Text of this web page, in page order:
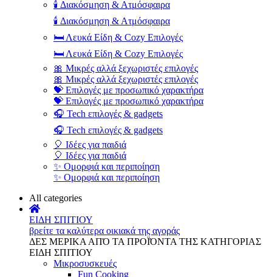
🕯️ Διακόσμηση & Ατμόσφαιρα
🕯️ Διακόσμηση & Ατμόσφαιρα
🛏️ Λευκά Είδη & Cozy Επιλογές
🛏️ Λευκά Είδη & Cozy Επιλογές
🎀 Μικρές αλλά ξεχωριστές επιλογές
🎀 Μικρές αλλά ξεχωριστές επιλογές
💝 Επιλογές με προσωπικό χαρακτήρα
💝 Επιλογές με προσωπικό χαρακτήρα
🎧 Tech επιλογές & gadgets
🎧 Tech επιλογές & gadgets
🎈 Ιδέες για παιδιά
🎈 Ιδέες για παιδιά
✨ Ομορφιά και περιποίηση
✨ Ομορφιά και περιποίηση
All categories
ΕΙΔΗ ΣΠΙΤΙΟΥ
βρείτε τα καλύτερα οικιακά της αγοράς
ΔΕΣ ΜΕΡΙΚΑ ΑΠΌ ΤΑ ΠΡΟΪΌΝΤΑ ΤΗΣ ΚΑΤΗΓΟΡΙΑΣ
ΕΙΔΗ ΣΠΙΤΙΟΥ
Μικροσυσκευές
Fun Cooking